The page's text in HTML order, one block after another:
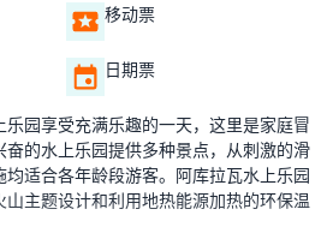
移动票
日期票
园享受充满乐趣的一天，这里是家庭冒
的水上乐园提供多种景点，从刺激的滑
适合各年龄段游客。阿库拉瓦水上乐园
主题设计和利用地热能源加热的环保温